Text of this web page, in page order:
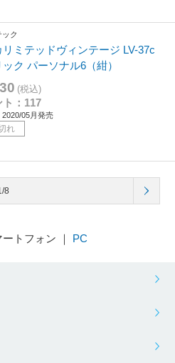
ック
リミテッドヴィンテージ LV-37c
ク パーソナル6（紺）
(税込)
ト：117
2020/05月発売
れ
8
トフォン ｜ PC